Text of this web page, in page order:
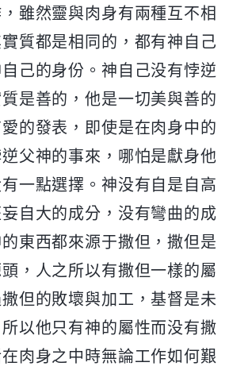
雖然靈與肉身有兩種互不相
質都是相同的，都有神自己
己的身份。神自己没有悖逆
是善的，他是一切美與善的
的發表，即使是在肉身中的
父神的事來，哪怕是獻身他
一點選擇。神没有自是自高
自大的成分，没有彎曲的成
東西都來源于撒但，撒但是
，人之所以有撒但一樣的屬
但的敗壞與加工，基督是未
以他只有神的屬性而没有撒
肉身之中時無論工作如何艱